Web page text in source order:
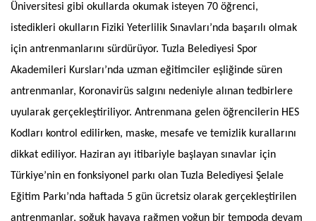
Üniversitesi gibi okullarda okumak isteyen 70 öğrenci,
istedikleri okulların Fiziki Yeterlilik Sınavları’nda başarılı olmak
için antrenmanlarını sürdürüyor. Tuzla Belediyesi Spor
Akademileri Kursları’nda uzman eğitimciler eşliğinde süren
antrenmanlar, Koronavirüs salgını nedeniyle alınan tedbirlere
uyularak gerçekleştiriliyor. Antrenmana gelen öğrencilerin HES
Kodları kontrol edilirken, maske, mesafe ve temizlik kurallarını
dikkat ediliyor. Haziran ayı itibariyle başlayan sınavlar için
Türkiye’nin en fonksiyonel parkı olan Tuzla Belediyesi Şelale
Eğitim Parkı’nda haftada 5 gün ücretsiz olarak gerçekleştirilen
antrenmanlar, soğuk havaya rağmen yoğun bir tempoda devam